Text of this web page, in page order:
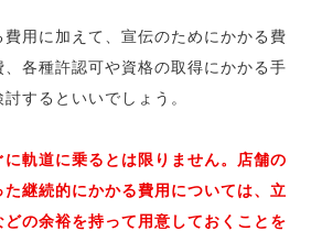
用に加えて、宣伝のためにかかる費
各種許認可や資格の取得にかかる手
するといいでしょう。
軌道に乗るとは限りません。店舗の
継続的にかかる費用については、立
の余裕を持って用意しておくことを